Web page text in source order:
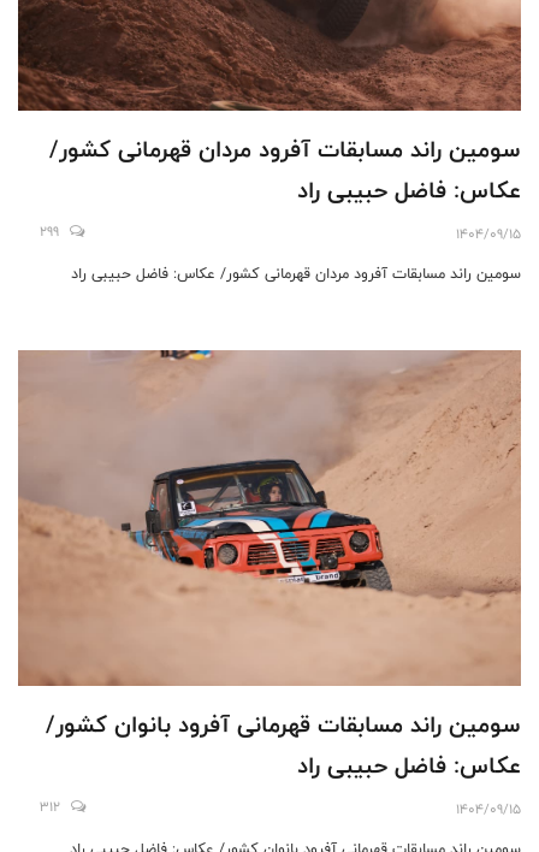
سومین راند مسابقات آفرود مردان قهرمانی کشور/
عکاس: فاضل حبیبی راد
1404/09/15
299
سومین راند مسابقات آفرود مردان قهرمانی کشور/ عکاس: فاضل حبیبی راد
سومین راند مسابقات قهرمانی آفرود بانوان کشور/
عکاس: فاضل حبیبی راد
1404/09/15
312